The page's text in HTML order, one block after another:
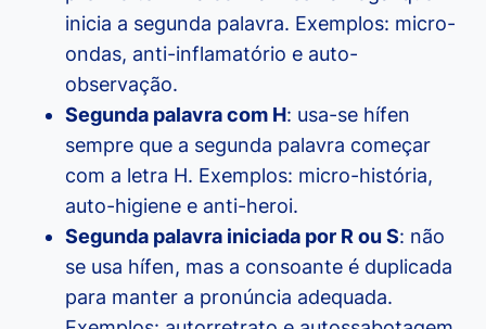
inicia a segunda palavra. Exemplos: micro-
ondas, anti-inflamatório e auto-
observação.
Segunda palavra com H: usa-se hífen
sempre que a segunda palavra começar
com a letra H. Exemplos: micro-história,
auto-higiene e anti-heroi.
Segunda palavra iniciada por R ou S: não
se usa hífen, mas a consoante é duplicada
para manter a pronúncia adequada.